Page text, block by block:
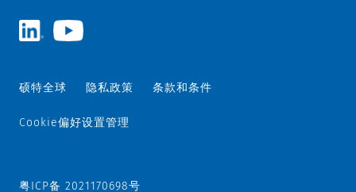
硕特全球 隐私政策 条款和条件
Cookie偏好设置管理
粤ICP备 2021170698号